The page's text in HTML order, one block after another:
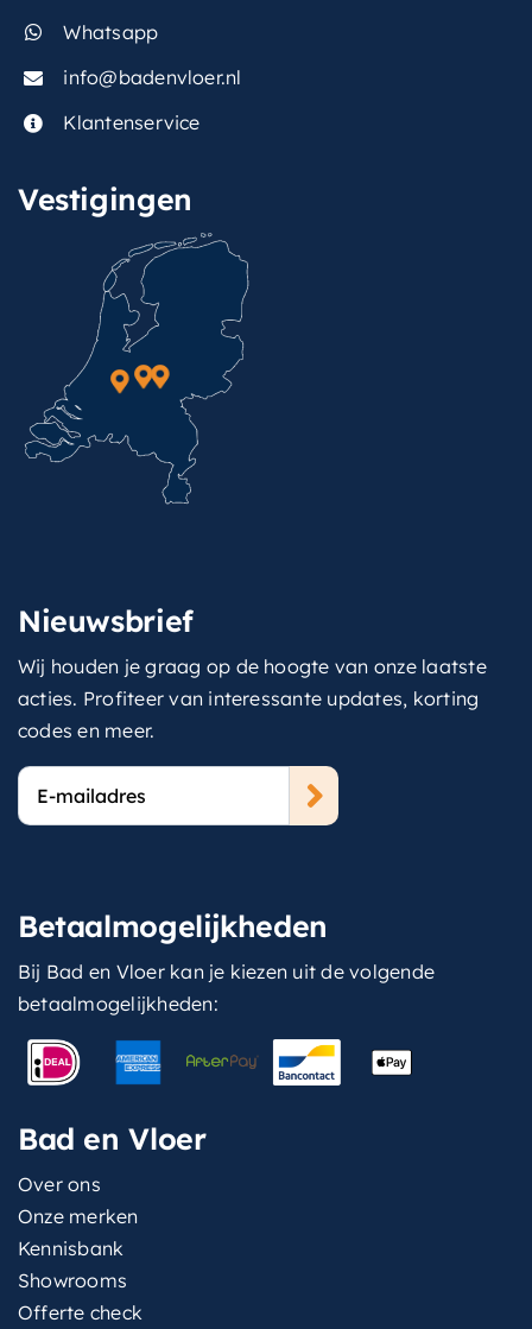
Whatsapp
info@badenvloer.nl
Klantenservice
Vestigingen
Nieuwsbrief
Wij houden je graag op de hoogte van onze laatste
acties. Profiteer van interessante updates, korting
codes en meer.
E-
mailadres
Betaalmogelijkheden
Bij Bad en Vloer kan je kiezen uit de volgende
betaalmogelijkheden:
Bad en Vloer
Over ons
Onze merken
Kennisbank
Showrooms
Offerte check